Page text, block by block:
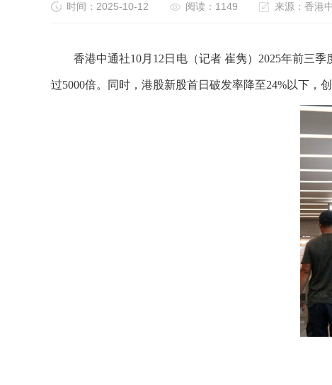
时间：2025-10-12 阅读：1149 来源：香港
香港中通社10月12日电（记者 崔隽）2025年前三
过5000倍。同时，港股新股首日破发率降至24%以下，创